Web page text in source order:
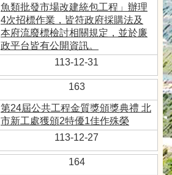
魚類批發市場改建統包工程」辦理
4次招標作業，皆符政府採購法及
本府流廢標檢討相關規定，並於廉
政平台皆有公開資訊。
113-12-31
163
第24屆公共工程金質獎頒獎典禮 北
市新工處獲頒2特優1佳作殊榮
113-12-27
164